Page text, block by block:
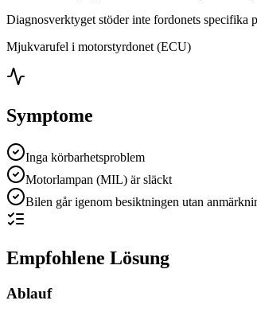
Diagnosverktyget stöder inte fordonets specifika
Mjukvarufel i motorstyrdonet (ECU)
Symptome
Inga körbarhetsproblem
Motorlampan (MIL) är släckt
Bilen går igenom besiktningen utan
Empfohlene Lösung
Ablauf